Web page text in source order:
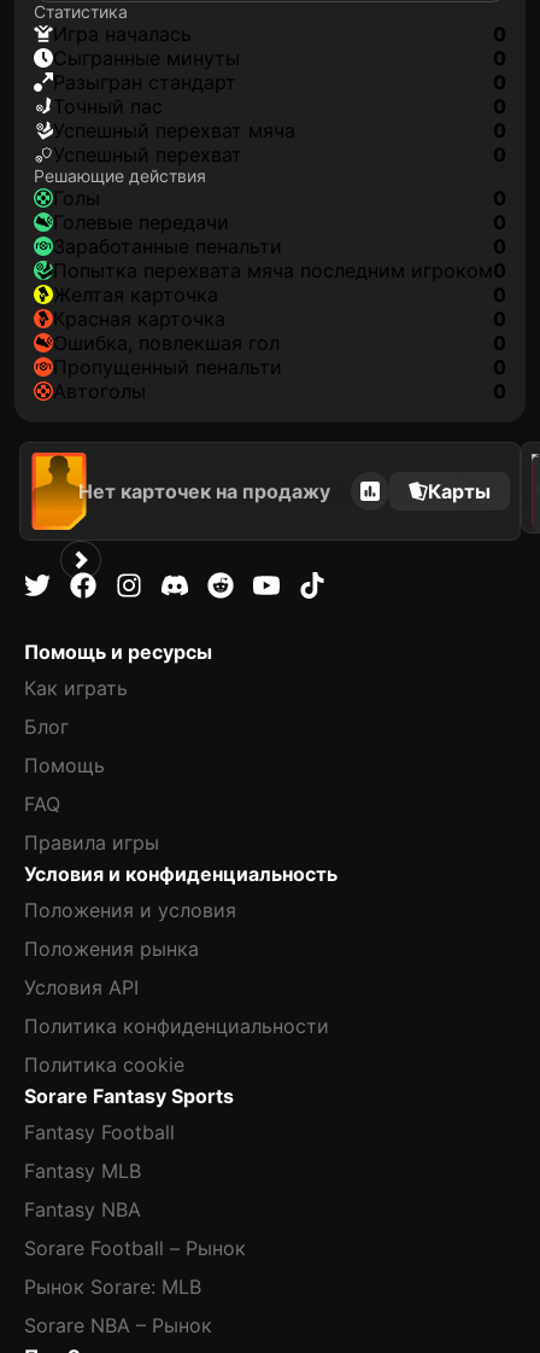
Статистика
игра началась
0
сыгранные минуты
0
разыгран стандарт
0
точный пас
0
успешный перехват мяча
0
успешный перехват
0
Решающие действия
голы
0
голевые передачи
0
заработанные пенальти
0
попытка перехвата мяча последним игроком0
желтая карточка
0
красная карточка
0
ошибка, повлекшая гол
0
пропущенный пенальти
0
автоголы
0
Нет карточек на продажу Карты
2023
Помощь и ресурсы
Как играть
Блог
Помощь
FAQ
Правила игры
Условия и конфиденциальность
Положения и условия
Положения рынка
Условия API
Политика конфиденциальности
Политика cookie
Sorare Fantasy Sports
Fantasy Football
Fantasy MLB
Fantasy NBA
Sorare Football – Рынок
Рынок Sorare: MLB
Sorare NBA – Рынок